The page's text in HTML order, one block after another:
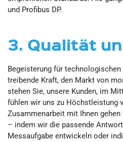
und Profibus DP.
3. Qualität
Begeisterung für
treibende Kraft, den Markt von
stehen Sie, unsere Kunden, im
fühlen wir uns zu Höchstleistung
Zusammenarbeit mit Ihnen
– indem wir die passende
Messaufgabe entwickeln oder